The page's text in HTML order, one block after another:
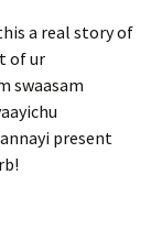
a real story of
of ur
swaasam
present